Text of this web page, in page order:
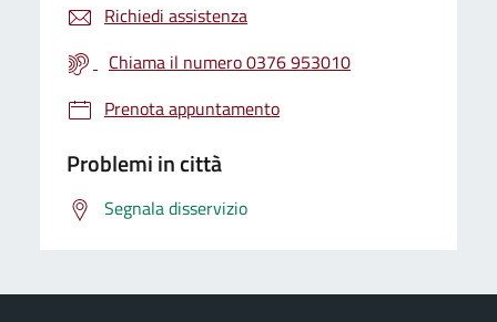
Richiedi assistenza
Chiama il numero 0376 953010
Prenota appuntamento
Problemi in città
Segnala disservizio